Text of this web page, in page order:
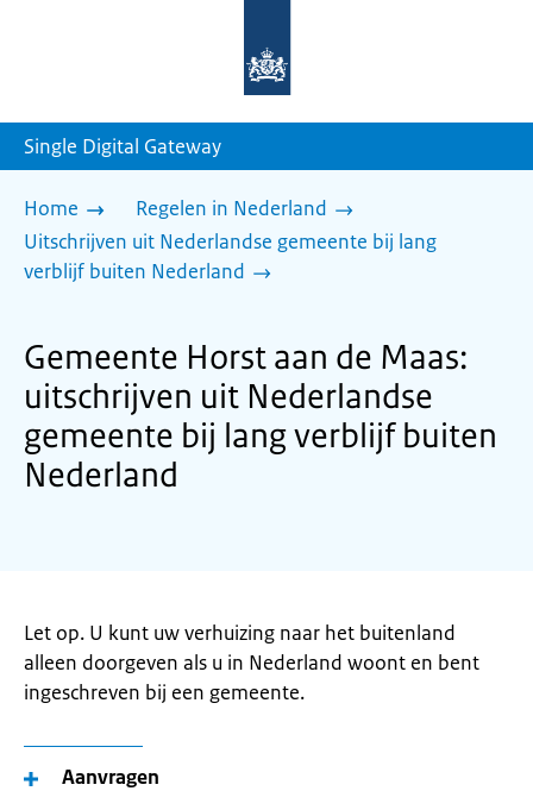
homepage
Single Digital Gateway
Home
Regelen in Nederland
Uitschrijven uit Nederlandse gemeente bij lang
verblijf buiten Nederland
Gemeente Horst aan de Maas:
uitschrijven uit Nederlandse
gemeente bij lang verblijf buiten
Nederland
Let op. U kunt uw verhuizing naar het buitenland
alleen doorgeven als u in Nederland woont en bent
ingeschreven bij een gemeente.
Aanvragen